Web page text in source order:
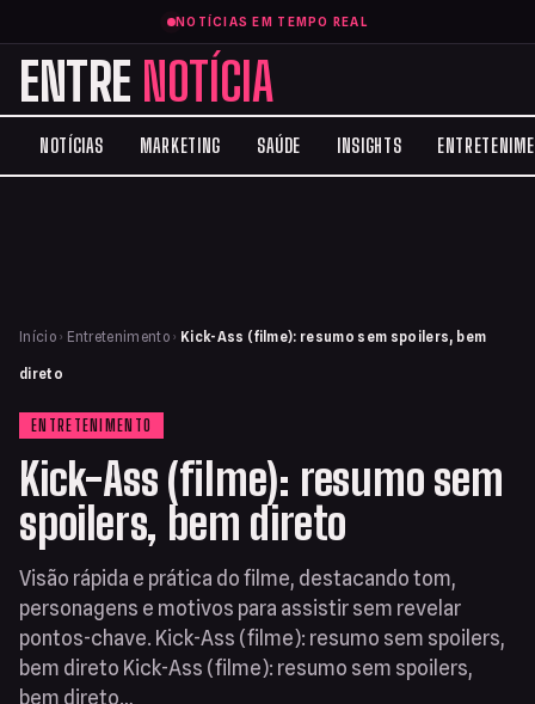
NOTÍCIAS EM TEMPO REAL
ENTRE NOTÍCIA
NOTÍCIAS MARKETING SAÚDE INSIGHTS
Início › Entretenimento › Kick-Ass (filme): resumo sem spoilers, bem
direto
ENTRETENIMENTO
Kick-Ass (filme): resumo sem
spoilers, bem direto
Visão rápida e prática do filme, destacando tom,
personagens e motivos para assistir sem revelar
pontos-chave. Kick-Ass (filme): resumo sem spoilers,
bem direto Kick-Ass (filme): resumo sem spoilers,
bem direto…